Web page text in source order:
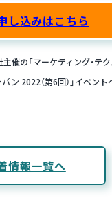
し込みはこちら
の「マーケティング・テク
ン 2022（第6回）」イベン
情報一覧へ